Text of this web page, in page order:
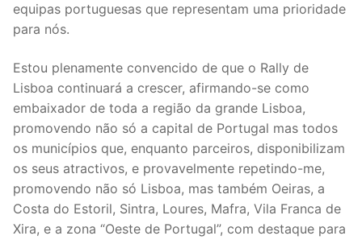
equipas portuguesas que representam uma prioridade
para nós.
Estou plenamente convencido de que o Rally de
Lisboa continuará a crescer, afirmando-se como
embaixador de toda a região da grande Lisboa,
promovendo não só a capital de Portugal mas todos
os municípios que, enquanto parceiros, disponibilizam
os seus atractivos, e provavelmente repetindo-me,
promovendo não só Lisboa, mas também Oeiras, a
Costa do Estoril, Sintra, Loures, Mafra, Vila Franca de
Xira, e a zona “Oeste de Portugal”, com destaque para